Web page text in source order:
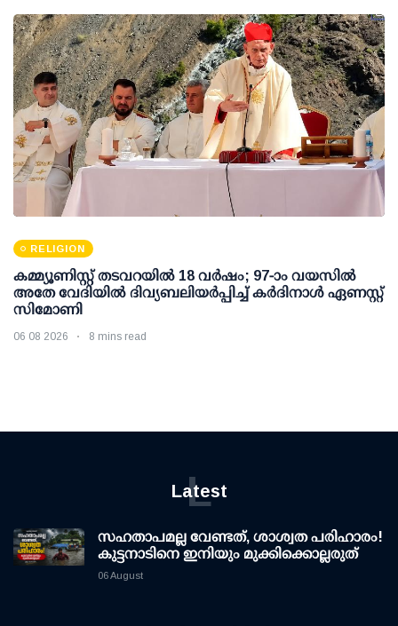
RELIGION
കമ്മ്യൂണിസ്റ്റ് തടവറയില്‍ 18 വര്‍ഷം; 97-ാം വയസില്‍
അതേ വേദിയില്‍ ദിവ്യബലിയര്‍പ്പിച്ച് കര്‍ദിനാള്‍ ഏണസ്റ്റ്
സിമോണി
06 08 2026 8 mins read
Latest
L
സഹതാപമല്ല വേണ്ടത്, ശാശ്വത പരിഹാരം!
കുട്ടനാടിനെ ഇനിയും മുക്കിക്കൊല്ലരുത്
06 August